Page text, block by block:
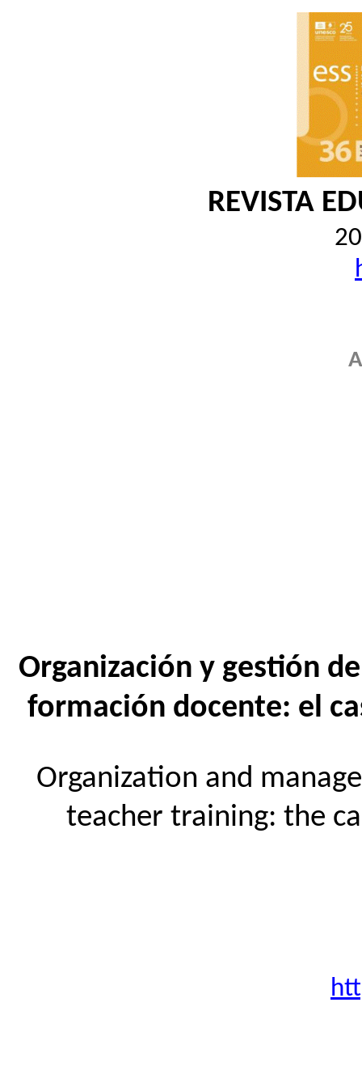
REVISTA
Organización y gestión
formación docente: el
Organization and
teacher training: the